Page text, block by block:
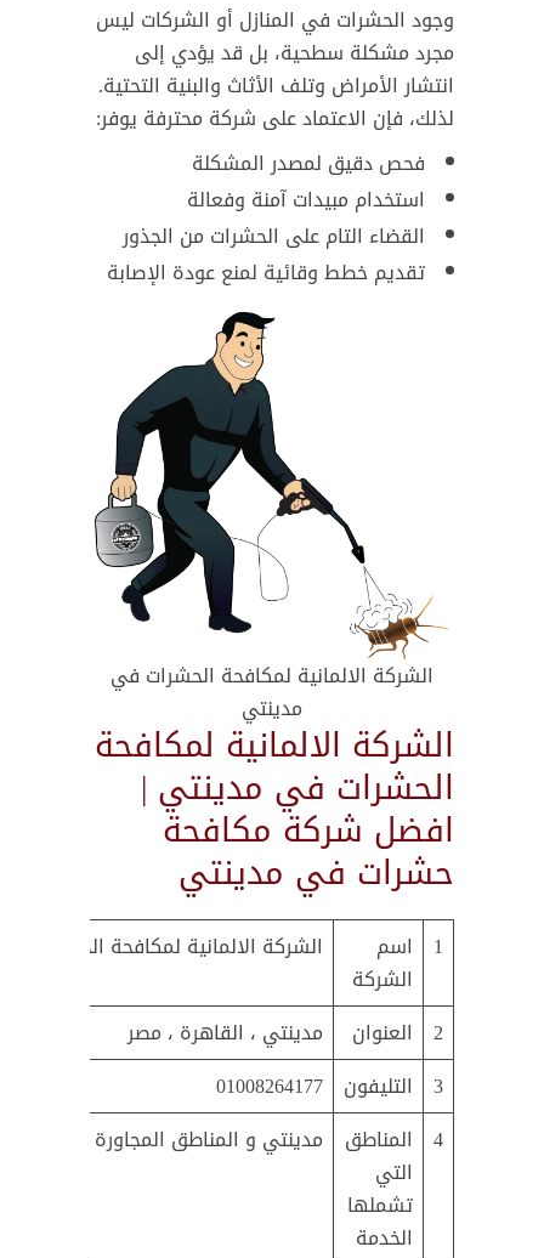
وجود الحشرات في المنازل أو الشركات ليس
مجرد مشكلة سطحية، بل قد يؤدي إلى
انتشار الأمراض وتلف الأثاث والبنية التحتية.
لذلك، فإن الاعتماد على شركة محترفة يوفر:
فحص دقيق لمصدر المشكلة
استخدام مبيدات آمنة وفعالة
القضاء التام على الحشرات من الجذور
تقديم خطط وقائية لمنع عودة الإصابة
الشركة الالمانية لمكافحة الحشرات في
مدينتي
الشركة الالمانية لمكافحة
الحشرات في مدينتي |
افضل شركة مكافحة
حشرات في مدينتي
1
اسم
الشركة
الشركة الالمانية لمكافحة الحشرات
2 العنوان
مدينتي ، القاهرة ، مصر
3
التليفون 01008264177
4
المناطق
التي
تشملها
الخدمة
مدينتي و المناطق المجاورة لها